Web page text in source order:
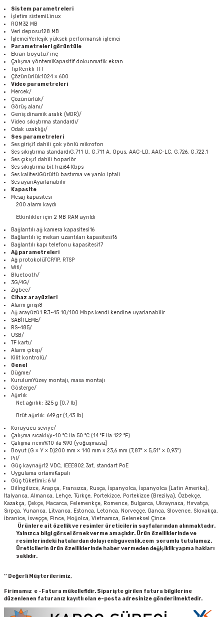
Sistem parametreleri
İşletim sistemiLinux
ROM32 MB
Veri deposu128 MB
İşlemciYerleşik yüksek performanslı işlemci
Parametreleri görüntüle
Ekran boyutu7 inç
Çalışma yöntemiKapasitif dokunmatik ekran
TipRenkli TFT
Çözünürlük1024 × 600
Video parametreleri
Mercek/
Çözünürlük/
Görüş alanı/
Geniş dinamik aralık (WDR)/
Video sıkıştırma standardı/
Odak uzaklığı/
Ses parametreleri
Ses girişi1 dahili çok yönlü mikrofon
Ses sıkıştırma standardıG.711 U, G.711 A, Opus, AAC-LD, AAC-LC, G.726, G.722.1
Ses çıkışı1 dahili hoparlör
Ses sıkıştırma bit hızı64 Kbps
Ses kalitesiGürültü bastırma ve yankı iptali
Ses ayarıAyarlanabilir
Kapasite
Mesaj kapasitesi
200 alarm kaydı
Etkinlikler için 2 MB RAM ayrıldı
Bağlantılı ağ kamera kapasitesi16
Bağlantılı iç mekan uzantıları kapasitesi16
Bağlantılı kapı telefonu kapasitesi17
Ağ parametreleri
Ağ protokolüTCP/IP, RTSP
Wifi/
Bluetooth/
3G/4G/
Zigbee/
Cihaz arayüzleri
Alarm girişi8
Ağ arayüzü1 RJ-45 10/100 Mbps kendi kendine uyarlanabilir
SABİTLEME/
RS-485/
USB/
TF kartı/
Alarm çıkışı/
Kilit kontrolü/
Genel
Düğme/
KurulumYüzey montajı, masa montajı
Gösterge/
Ağırlık
Net ağırlık: 325 g (0,7 lb)
Brüt ağırlık: 649 gr (1,43 lb)
Koruyucu seviye/
Çalışma sıcaklığı-10 °C ila 50 °C (14 °F ila 122 °F)
Çalışma nemi%10 ila %90 (yoğuşmasız)
Boyut (G × Y × D)200 mm × 140 mm × 23,6 mm (7,87" × 5,51" × 0,93")
Pil/
Güç kaynağı12 VDC, IEEE802.3af, standart PoE
Uygulama ortamıKapalı
Güç tüketimi≤ 6 W
Dilİngilizce, Arapça, Fransızca, Rusça, İspanyolca, İspanyolca (Latin Amerika),
İtalyanca, Almanca, Lehçe, Türkçe, Portekizce, Portekizce (Brezilya), Özbekçe,
Kazakça, Çekçe, Macarca, Felemenkçe, Romence, Bulgarca, Ukraynaca, Hırvatça,
Sırpça, Yunanca, Litvanca, Estonca, Letonca, Norveççe, Danca, Slovence, Slovakça,
İbranice, İsveççe, Fince, Moğolca, Vietnamca, Geleneksel Çince
Ürünlere ait özellik ve resimler üreticilerin sayfalarından alınmaktadır.
Yalnızca bilgi görsel örnek verme amaçlıdır. Ürün özelliklerinde ve
resimlerindeki hatalardan dolayı enbguvenlik.com sorumlu tutulamaz.
Üreticilerin ürün özelliklerinde haber vermeden değişiklik yapma hakları
saklıdır.
‘‘ Değerli Müşterilerimiz,
Firimamız e -Fatura mükellefidir. Siparişte girilen fatura bilgilerine
düzenlenen faturanız kayıtlı olan e-posta adresinize gönderilmektedir.